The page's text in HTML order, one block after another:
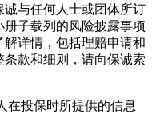
与任何人士或团体所订
子载列的风险披露事项
详情，包括理赔申请和
款和细则，请向保诚索
在投保时所提供的信息